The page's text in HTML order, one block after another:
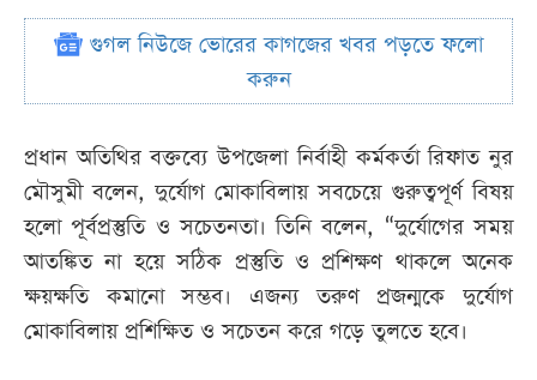
গুগল নিউজে ভোরের কাগজের খবর পড়তে ফলো
করুন
প্রধান অতিথির বক্তব্যে উপজেলা নির্বাহী কর্মকর্তা রিফাত নুর
মৌসুমী বলেন, দুর্যোগ মোকাবিলায় সবচেয়ে গুরুত্বপূর্ণ বিষয়
হলো পূর্বপ্রস্তুতি ও সচেতনতা। তিনি বলেন, “দুর্যোগের সময়
আতঙ্কিত না হয়ে সঠিক প্রস্তুতি ও প্রশিক্ষণ থাকলে অনেক
ক্ষয়ক্ষতি কমানো সম্ভব। এজন্য তরুণ প্রজন্মকে দুর্যোগ
মোকাবিলায় প্রশিক্ষিত ও সচেতন করে গড়ে তুলতে হবে।